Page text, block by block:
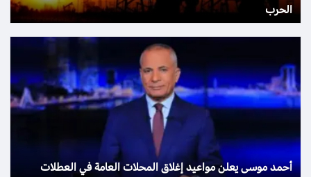
الحرب
أحمد موسى يعلن مواعيد إغلاق المحلات العامة في العطلات